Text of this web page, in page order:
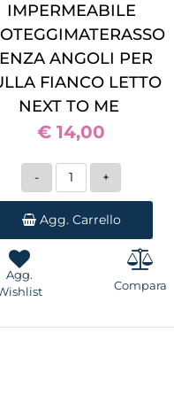
IMPERMEABILE
ANGOLI PER
FIANCO LETTO
NEXT TO ME
€ 14,00
Quantità
Agg. Carrello
Agg.
Compara